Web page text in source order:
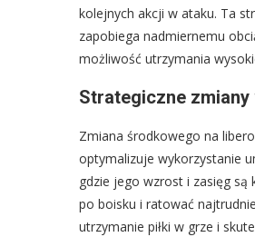
kolejnych akcji w ataku. Ta
zapobiega nadmiernemu
możliwość utrzymania
Strategiczne
Zmiana środkowego na
optymalizuje wykorzystanie
gdzie jego wzrost i zasięg
po boisku i ratować
utrzymanie piłki w grze i